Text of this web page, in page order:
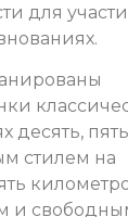
для
десять,
стилем на
и